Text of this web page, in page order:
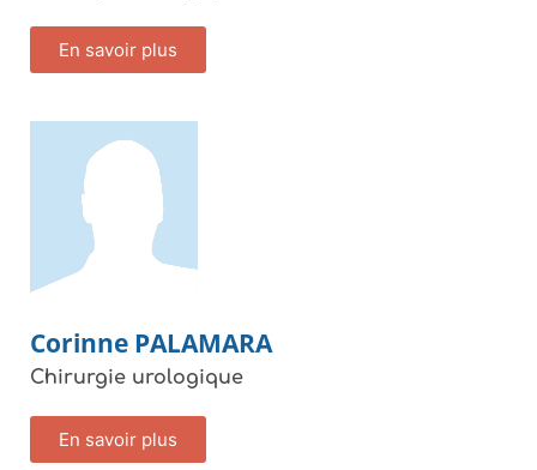
En savoir plus
Corinne PALAMARA
Chirurgie urologique
En savoir plus